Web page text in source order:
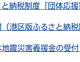
納税制度「団体応
港区版ふるさと納税
震災害義援金の受